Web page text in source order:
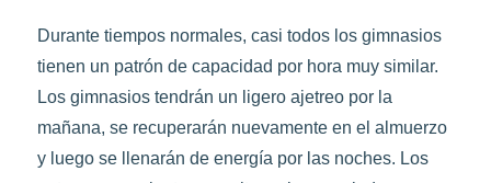
Durante tiempos normales, casi todos los gimnasios
tienen un patrón de capacidad por hora muy similar.
Los gimnasios tendrán un ligero ajetreo por la
mañana, se recuperarán nuevamente en el almuerzo
y luego se llenarán de energía por las noches. Los